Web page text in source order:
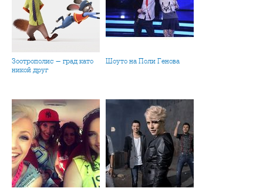
Зоотрополис - град като
никой друг
Шоуто на Поли Генова